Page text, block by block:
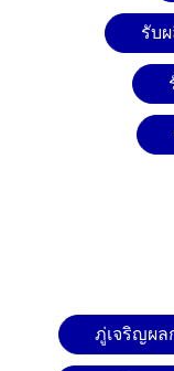
รับ
ภู่เจริญผล